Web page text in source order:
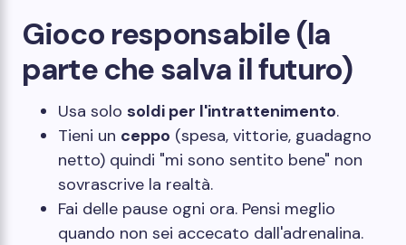
Gioco responsabile (la
parte che salva il futuro)
Usa solo soldi per l'intrattenimento.
Tieni un ceppo (spesa, vittorie, guadagno
netto) quindi "mi sono sentito bene" non
sovrascrive la realtà.
Fai delle pause ogni ora. Pensi meglio
quando non sei accecato dall'adrenalina.